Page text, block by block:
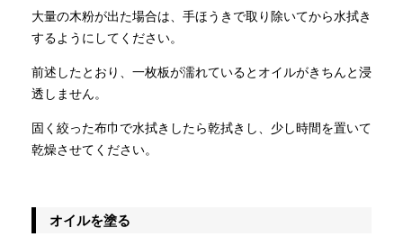
大量の木粉が出た場合は、手ほうきで取り除いてから水拭き
するようにしてください。
前述したとおり、一枚板が濡れているとオイルがきちんと浸
透しません。
固く絞った布巾で水拭きしたら乾拭きし、少し時間を置いて
乾燥させてください。
オイルを塗る